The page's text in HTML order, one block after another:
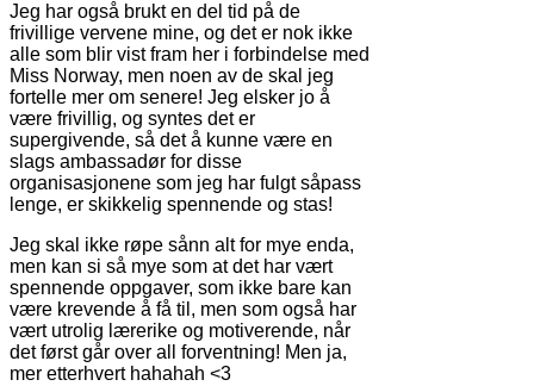
Jeg har også brukt en del tid på de
frivillige vervene mine, og det er nok ikke
alle som blir vist fram her i forbindelse med
Miss Norway, men noen av de skal jeg
fortelle mer om senere! Jeg elsker jo å
være frivillig, og syntes det er
supergivende, så det å kunne være en
slags ambassadør for disse
organisasjonene som jeg har fulgt såpass
lenge, er skikkelig spennende og stas!
Jeg skal ikke røpe sånn alt for mye enda,
men kan si så mye som at det har vært
spennende oppgaver, som ikke bare kan
være krevende å få til, men som også har
vært utrolig lærerike og motiverende, når
det først går over all forventning! Men ja,
mer etterhvert hahahah <3